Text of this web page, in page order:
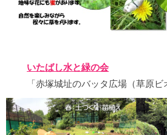
いたばし水と緑の会
「赤塚城址のバッタ広場（草原ビ